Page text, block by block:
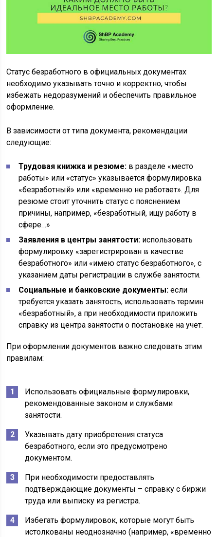
Статус безработного в официальных документах
необходимо указывать точно и корректно, чтобы
избежать недоразумений и обеспечить правильное
оформление.
В зависимости от типа документа, рекомендации
следующие:
Трудовая книжка и резюме: в разделе «место
работы» или «статус» указывается формулировка
«безработный» или «временно не работает». Для
резюме стоит уточнить статус с пояснением
причины, например, «безработный, ищу работу в
сфере…»
Заявления в центры занятости: использовать
формулировку «зарегистрирован в качестве
безработного» или «имею статус безработного», с
указанием даты регистрации в службе занятости.
Социальные и банковские документы: если
требуется указать занятость, использовать термин
«безработный», а при необходимости приложить
справку из центра занятости о постановке на учет.
При оформлении документов важно следовать этим
правилам:
Использовать официальные формулировки,
рекомендованные законом и службами
занятости.
Указывать дату приобретения статуса
безработного, если это предусмотрено
документом.
При необходимости предоставлять
подтверждающие документы – справку с биржи
труда или выписку из регистра.
Избегать формулировок, которые могут быть
истолкованы неоднозначно (например, «временно